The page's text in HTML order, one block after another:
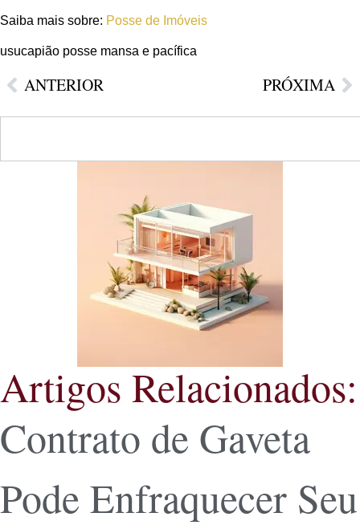
Saiba mais sobre: Posse de Imóveis
usucapião posse mansa e pacífica
ANTERIOR PRÓXIMA
Artigos Relacionados:
Contrato de Gaveta
Pode Enfraquecer Seu